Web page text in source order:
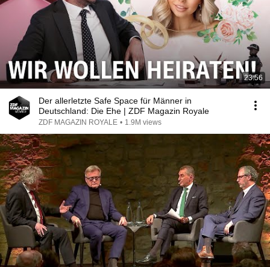
23:56
Der allerletzte Safe Space für Männer in
Deutschland: Die Ehe | ZDF Magazin Royale
ZDF MAGAZIN ROYALE • 1.9M views